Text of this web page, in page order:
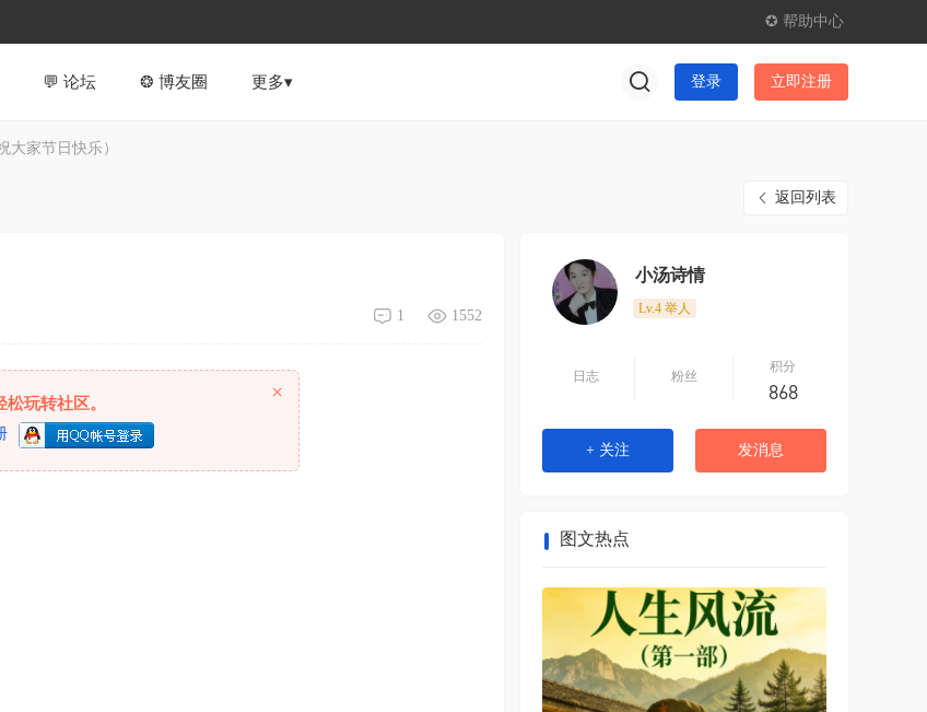
✪ 帮助中心
💬 论坛 ❂ 博友圈 更多▾ 登录 立即注册
大家节日快乐）
返回列表
1552
1
玩转社区。 ×
小汤诗情
Lv.4 举人
日志 粉丝
积分
868
+ 关注 发消息
图文热点